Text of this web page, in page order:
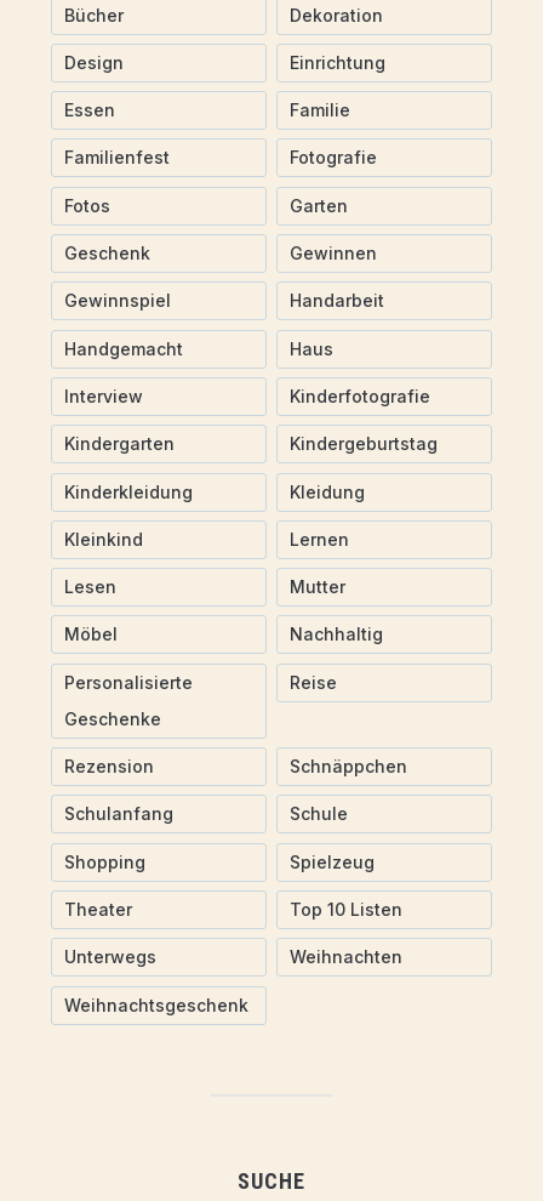
Bücher Dekoration
Design Einrichtung
Essen Familie
Familienfest Fotografie
Fotos Garten
Geschenk Gewinnen
Gewinnspiel Handarbeit
Handgemacht Haus
Interview Kinderfotografie
Kindergarten Kindergeburtstag
Kinderkleidung Kleidung
Kleinkind Lernen
Lesen Mutter
Möbel Nachhaltig
Personalisierte
Geschenke
Reise
Rezension Schnäppchen
Schulanfang Schule
Shopping Spielzeug
Theater Top 10 Listen
Unterwegs Weihnachten
Weihnachtsgeschenk
SUCHE